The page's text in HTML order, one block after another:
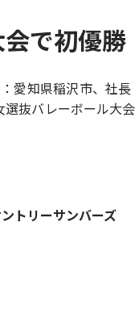
で初優勝
愛知県稲沢市、社
抜バレーボール大
トリーサンバーズ